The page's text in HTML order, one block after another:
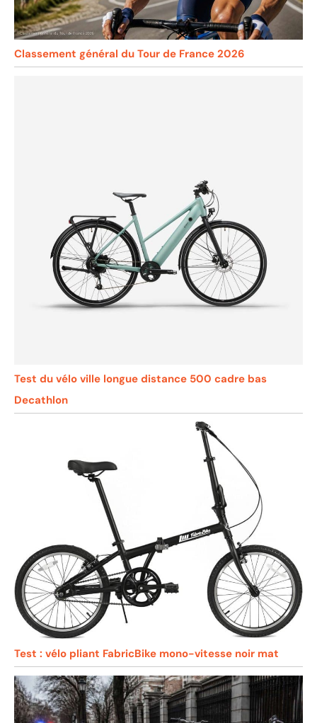
Classement général du Tour de France 2026
Test du vélo ville longue distance 500 cadre bas
Decathlon
Test : vélo pliant FabricBike mono-vitesse noir mat